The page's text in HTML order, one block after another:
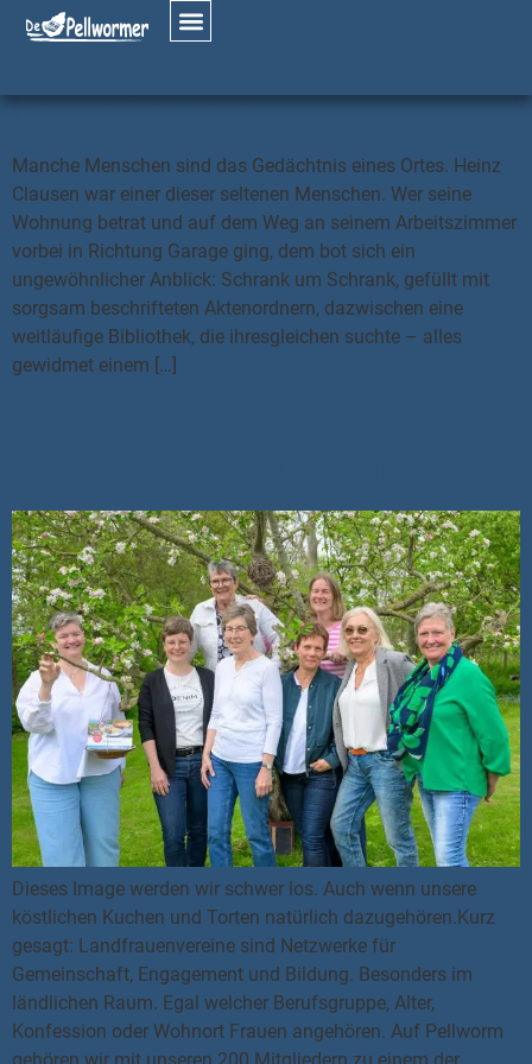
Schlagwort:
Heinz Clausen
Manche Menschen sind das Gedächtnis eines Ortes. Heinz
Clausen war einer dieser seltenen Menschen. Wer seine
Wohnung betrat und auf dem Weg an seinem Arbeitszimmer
vorbei in Richtung Garage ging, dem bot sich ein
ungewöhnlicher Anblick: Schrank um Schrank, gefüllt mit
sorgsam beschrifteten Aktenordnern, dazwischen eine
weitläufige Bibliothek, die ihresgleichen suchte – alles
gewidmet einem […]
Dieses Image werden wir schwer los. Auch wenn unsere
köstlichen Kuchen und Torten natürlich dazugehören.Kurz
gesagt: Landfrauenvereine sind Netzwerke für
Gemeinschaft, Engagement und Bildung. Besonders im
ländlichen Raum. Egal welcher Berufsgruppe, Alter,
Konfession oder Wohnort Frauen angehören. Auf Pellworm